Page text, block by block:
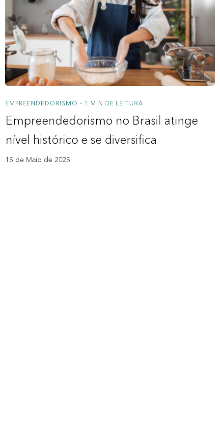
EMPREENDEDORISMO • 1 MIN DE LEITURA
Empreendedorismo no Brasil atinge
nível histórico e se diversifica
15 de Maio de 2025